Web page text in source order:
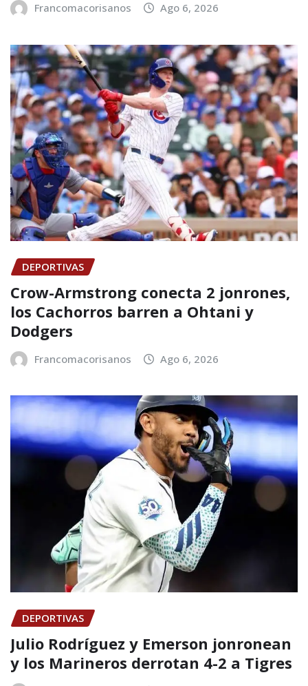
Francomacorisanos Ago 6, 2026
DEPORTIVAS
Crow-Armstrong conecta 2 jonrones,
los Cachorros barren a Ohtani y
Dodgers
Francomacorisanos Ago 6, 2026
DEPORTIVAS
Julio Rodríguez y Emerson jonronean
y los Marineros derrotan 4-2 a Tigres